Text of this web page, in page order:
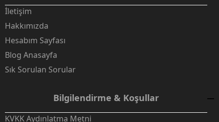
İletişim
Hakkımızda
Hesabım Sayfası
Blog Anasayfa
Sık Sorulan Sorular
Bilgilendirme & Koşullar
KVKK Aydınlatma Metni